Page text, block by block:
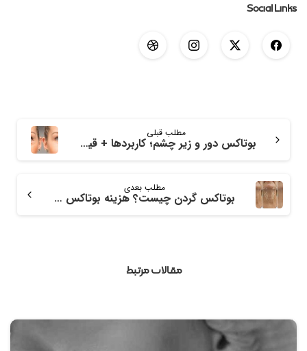
Social Links
مطلب قبلی
بوتاکس دور و زیر چشم؛ کاربردها + قیمت
مطلب بعدی
بوتاکس گردن چیست؟ هزینه بوتاکس گردن چقدر است؟
مقالات مرتبط